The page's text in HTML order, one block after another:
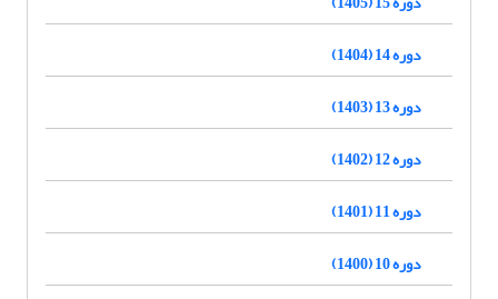
دوره 14 (1404)
دوره 13 (1403)
دوره 12 (1402)
دوره 11 (1401)
دوره 10 (1400)